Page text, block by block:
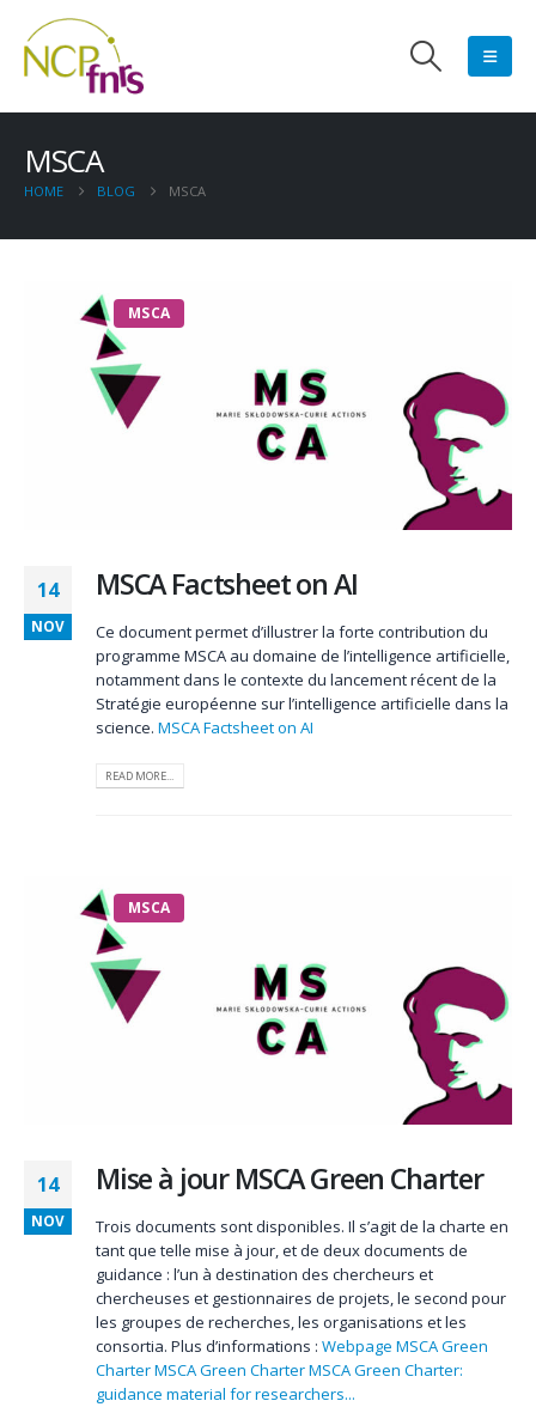
MSCA
HOME BLOG MSCA
14
NOV
MSCA Factsheet on AI
Ce document permet d’illustrer la forte contribution du
programme MSCA au domaine de l’intelligence artificielle,
notamment dans le contexte du lancement récent de la
Stratégie européenne sur l’intelligence artificielle dans la
science. MSCA Factsheet on AI
MSCA
READ MORE...
14
NOV
Mise à jour MSCA Green Charter
Trois documents sont disponibles. Il s’agit de la charte en
tant que telle mise à jour, et de deux documents de
guidance : l’un à destination des chercheurs et
chercheuses et gestionnaires de projets, le second pour
les groupes de recherches, les organisations et les
consortia. Plus d’informations : Webpage MSCA Green
CharterMSCA Green CharterMSCA Green Charter:
guidance material for researchers...
MSCA